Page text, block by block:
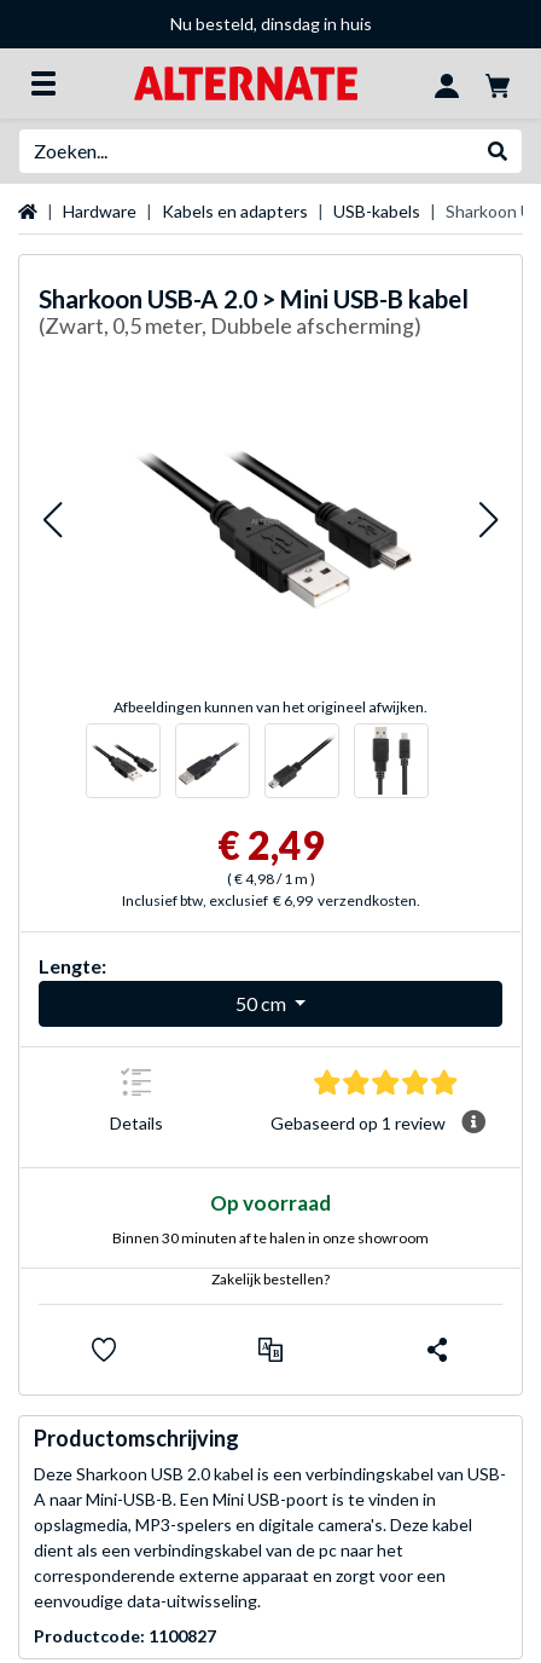
Nu besteld, dinsdag in huis
Startpagina
Hardware Kabels en adapters USB-kabels Sharkoon
Sharkoon USB-A 2.0 > Mini USB-B kabel
(Zwart, 0,5 meter, Dubbele afscherming)
Afbeeldingen kunnen van het origineel afwijken.
€ 2,49
(€ 4,98/ 1 m )
Inclusief btw, exclusief € 6,99 verzendkosten.
Lengte:
50 cm
Details Gebaseerd op 1 review
Op voorraad
Binnen 30 minuten af te halen in onze showroom
Zakelijk bestellen?
Productomschrijving
Deze Sharkoon USB 2.0 kabel is een verbindingskabel van USB-
A naar Mini-USB-B. Een Mini USB-poort is te vinden in
opslagmedia, MP3-spelers en digitale camera's. Deze kabel
dient als een verbindingskabel van de pc naar het
corresponderende externe apparaat en zorgt voor een
eenvoudige data-uitwisseling.
Productcode: 1100827